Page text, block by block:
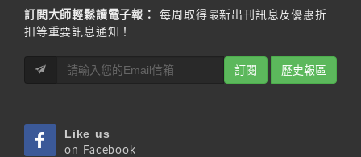
訂閱大師輕鬆讀電子報：
每周取得最新出刊訊息及優惠折
扣等重要訊息通知！
訂閱 歷史報區
Like us
on Facebook